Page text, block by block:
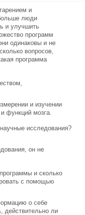
и
люди
и улучшить
программ
одинаковы и не
вопросов,
программа
и изучении
функций мозга.
исследования?
он не
и сколько
с помощью
о себе
действительно ли